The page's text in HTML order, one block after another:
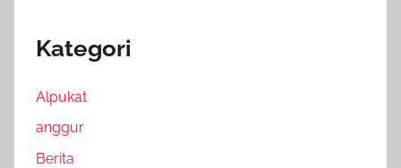
Kategori
Alpukat
anggur
Berita